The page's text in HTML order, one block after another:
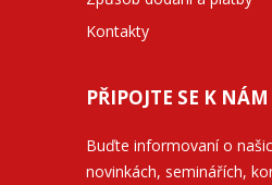
Kontakty
PŘIPOJTE SE K NÁM
Buďte informovaní o
novinkách, seminářích,